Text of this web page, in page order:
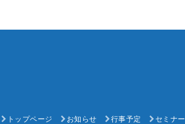
トップページ お知らせ 行事予定 セミナー